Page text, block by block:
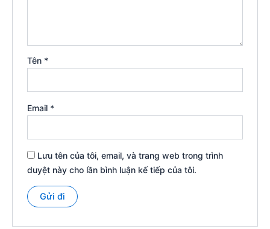
Tên *
Email *
Lưu tên của tôi, email, và trang web trong trình
duyệt này cho lần bình luận kế tiếp của tôi.